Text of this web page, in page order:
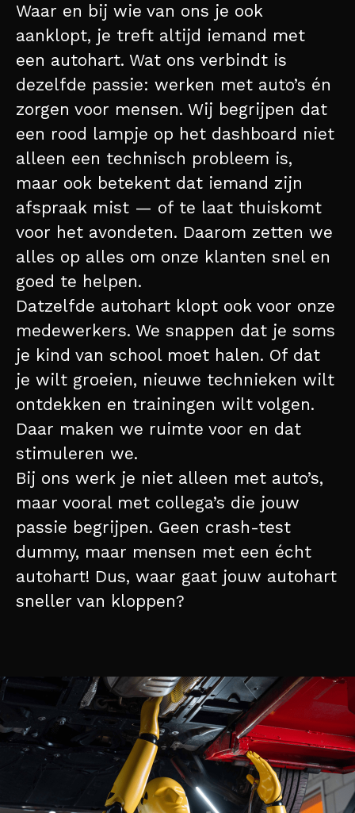
Waar en bij wie van ons je ook
aanklopt, je treft altijd iemand met
een autohart. Wat ons verbindt is
dezelfde passie: werken met auto’s én
zorgen voor mensen. Wij begrijpen dat
een rood lampje op het dashboard niet
alleen een technisch probleem is,
maar ook betekent dat iemand zijn
afspraak mist — of te laat thuiskomt
voor het avondeten. Daarom zetten we
alles op alles om onze klanten snel en
goed te helpen.
Datzelfde autohart klopt ook voor onze
medewerkers. We snappen dat je soms
je kind van school moet halen. Of dat
je wilt groeien, nieuwe technieken wilt
ontdekken en trainingen wilt volgen.
Daar maken we ruimte voor en dat
stimuleren we.
Bij ons werk je niet alleen met auto’s,
maar vooral met collega’s die jouw
passie begrijpen. Geen crash-test
dummy, maar mensen met een écht
autohart! Dus, waar gaat jouw autohart
sneller van kloppen?